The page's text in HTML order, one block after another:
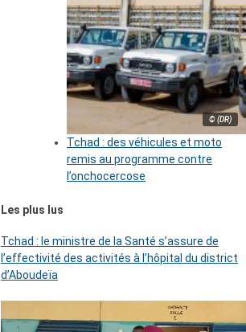
© (DR)
Tchad : des véhicules et moto
remis au programme contre
l’onchocercose
Les plus lus
Tchad : le ministre de la Santé s’assure de
l’effectivité des activités à l’hôpital du district
d’Aboudeïa